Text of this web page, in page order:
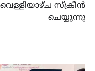
വെള്ളിയാഴ്ച സ്ക്രീൻ
ചെയ്യുന്നു